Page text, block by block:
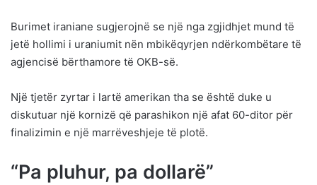
Burimet iraniane sugjerojnë se një nga zgjidhjet mund të
jetë hollimi i uraniumit nën mbikëqyrjen ndërkombëtare të
agjencisë bërthamore të OKB-së.
Një tjetër zyrtar i lartë amerikan tha se është duke u
diskutuar një kornizë që parashikon një afat 60-ditor për
finalizimin e një marrëveshjeje të plotë.
“Pa pluhur, pa dollarë”